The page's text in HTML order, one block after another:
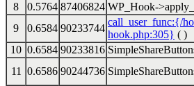
8
0.5764 87406824 WP_Hook-
9
0.6584 90233744
call_user_func:{/
hook.php:305} ( )
10 0.6584 90233816
11
0.6586 90244736